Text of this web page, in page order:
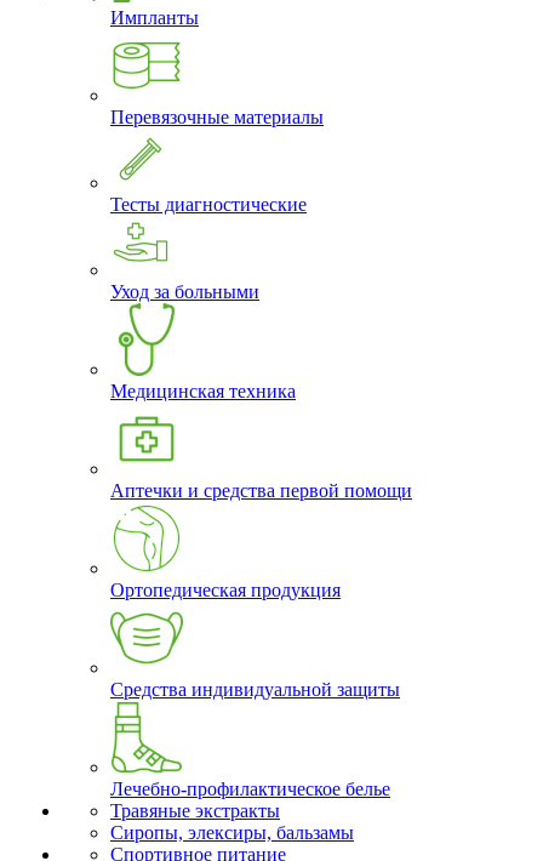
Импланты
Перевязочные материалы
Тесты диагностические
Уход за больными
Медицинская техника
Аптечки и средства первой помощи
Ортопедическая продукция
Средства индивидуальной защиты
Лечебно-профилактическое белье
Травяные экстракты
Сиропы, элексиры, бальзамы
Спортивное питание